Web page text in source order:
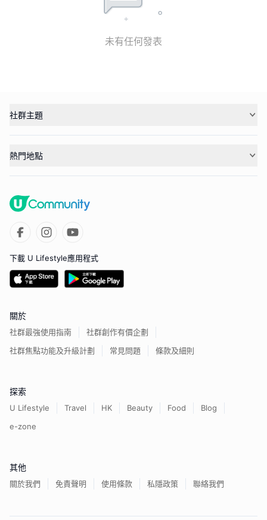
未有任何發表
社群主題
熱門地點
下載 U Lifestyle應用程式
關於
社群最強使用指南
社群創作有價企劃
社群焦點功能及升級計劃
常見問題 條款及細則
探索
U Lifestyle Travel HK Beauty Food
Blog
e-zone
其他
關於我們 免責聲明 使用條款 私隱政策 聯絡我們